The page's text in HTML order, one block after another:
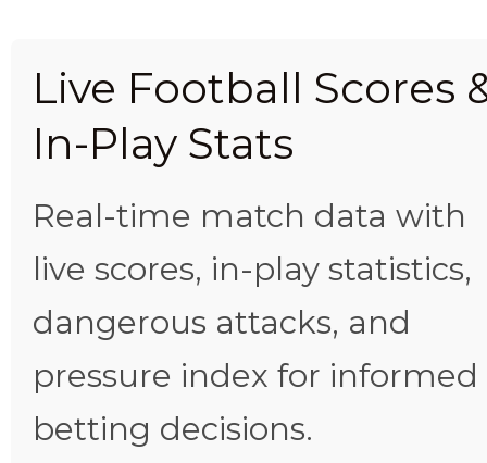
Live Football Scores
In-Play Stats
Real-time match data with
live scores, in-play statistics,
dangerous attacks, and
pressure index for informed
betting decisions.